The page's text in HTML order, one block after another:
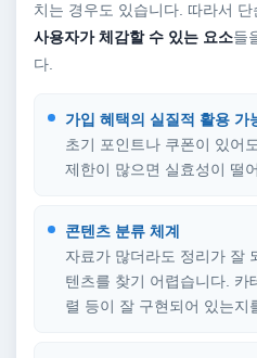
치는 경우도 있습니다. 따라서 단
사용자가 체감할 수 있는 요소들
다.
가입 혜택의 실질적 활용 가
초기 포인트나 쿠폰이 있어
제한이 많으면 실효성이 떨
콘텐츠 분류 체계
자료가 많더라도 정리가 잘
텐츠를 찾기 어렵습니다. 카
렬 등이 잘 구현되어 있는지